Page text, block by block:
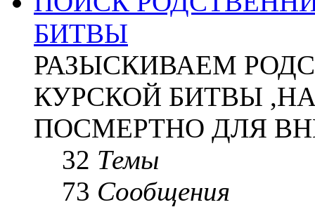
БИТВЫ
РАЗЫСКИВАЕМ
КУРСКОЙ БИТВЫ
ПОСМЕРТНО ДЛЯ
32 Темы
73 Сообщения